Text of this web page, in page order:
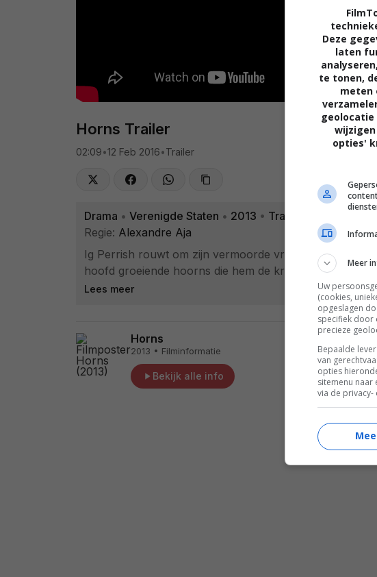
Horns Trailer
02:09•12 Feb 2016•Trailer
Drama • Verenigde Staten • 2013 • Trailer
Regie: Alexandre Aja
Ig Perrish rouwt om zijn vermoorde vriendin. Op een
hoofd groeiende hoorns die hem de kracht geven
Lees meer
Horns
2013 • Filminformatie
Bekijk alle info
Deze
laten
te tonen,
meten
opties'
Meer
Uw
(cookies,
opgeslagen
specifiek door
precieze
Bepaalde
van
opties
sitemenu naar
via de privacy-